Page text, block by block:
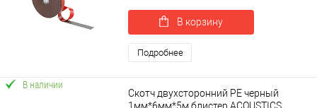
В корзину
Подробнее
В наличии
Скотч двухсторонний PE черный
1мм*6мм*5м блистер ACOUSTICS